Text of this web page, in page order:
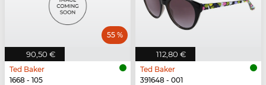
90,50 €
55 %
Ted Baker
1668 - 105
112,80 €
Ted Baker
391648 - 001